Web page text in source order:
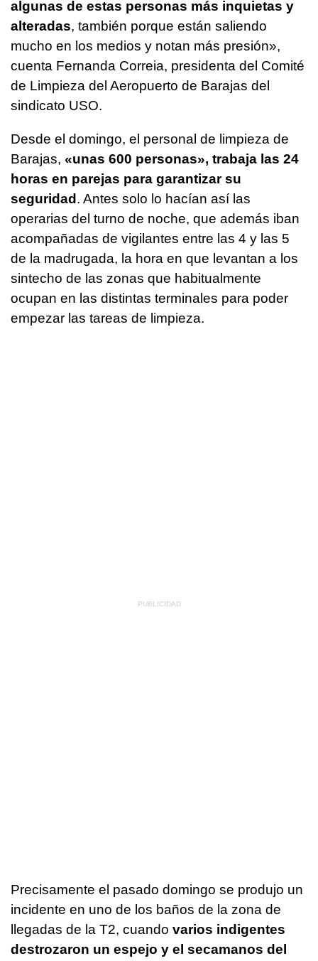
algunas de estas personas más inquietas y
alteradas, también porque están saliendo
mucho en los medios y notan más presión»,
cuenta Fernanda Correia, presidenta del Comité
de Limpieza del Aeropuerto de Barajas del
sindicato USO.
Desde el domingo, el personal de limpieza de
Barajas, «unas 600 personas», trabaja las 24
horas en parejas para garantizar su
seguridad . Antes solo lo hacían así las
operarias del turno de noche, que además iban
acompañadas de vigilantes entre las 4 y las 5
de la madrugada, la hora en que levantan a los
sintecho de las zonas que habitualmente
ocupan en las distintas terminales para poder
empezar las tareas de limpieza.
Precisamente el pasado domingo se produjo un
incidente en uno de los baños de la zona de
llegadas de la T2, cuando varios indigentes
destrozaron un espejo y el secamanos del